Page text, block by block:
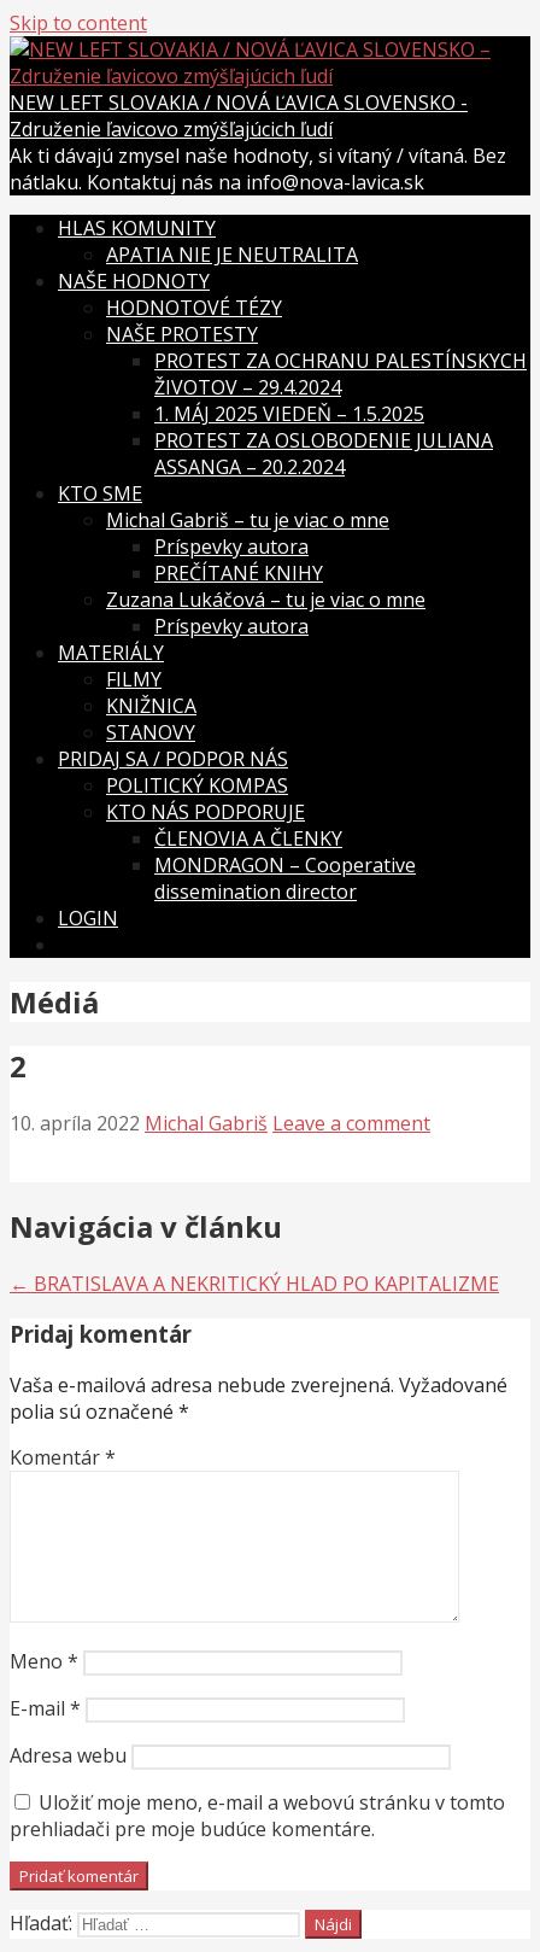
Skip to content
NEW LEFT SLOVAKIA / NOVÁ ĽAVICA SLOVENSKO -
Združenie ľavicovo zmýšľajúcich ľudí
Ak ti dávajú zmysel naše hodnoty, si vítaný / vítaná. Bez
nátlaku. Kontaktuj nás na info@nova-lavica.sk
HLAS KOMUNITY
APATIA NIE JE NEUTRALITA
NAŠE HODNOTY
HODNOTOVÉ TÉZY
NAŠE PROTESTY
PROTEST ZA OCHRANU PALESTÍNSKYCH
ŽIVOTOV – 29.4.2024
1. MÁJ 2025 VIEDEŇ – 1.5.2025
PROTEST ZA OSLOBODENIE JULIANA
ASSANGA – 20.2.2024
KTO SME
Michal Gabriš – tu je viac o mne
Príspevky autora
PREČÍTANÉ KNIHY
Zuzana Lukáčová – tu je viac o mne
Príspevky autora
MATERIÁLY
FILMY
KNIŽNICA
STANOVY
PRIDAJ SA / PODPOR NÁS
POLITICKÝ KOMPAS
KTO NÁS PODPORUJE
ČLENOVIA A ČLENKY
MONDRAGON – Cooperative
dissemination director
LOGIN
Médiá
2
10. apríla 2022 Michal Gabriš Leave a comment
Navigácia v článku
← BRATISLAVA A NEKRITICKÝ HLAD PO KAPITALIZME
Pridaj komentár
Vaša e-mailová adresa nebude zverejnená. Vyžadované
polia sú označené *
Komentár*
Meno *
E-mail *
Adresa webu
Uložiť moje meno, e-mail a webovú stránku v tomto
prehliadači pre moje budúce komentáre.
Hľadať: